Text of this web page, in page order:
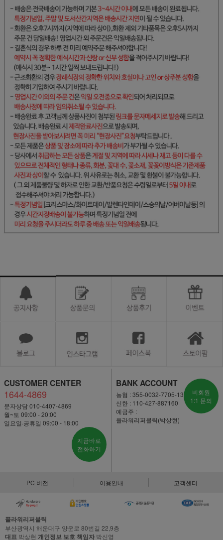
CUSTOMER CENTER
1644-4869
문자상담 010-4407-4869
월~토 09:00 - 20:00
일요일·공휴일 09:00 - 18:00
지금바로
전화하기
BANK ACCOUNT
농협 : 355-0032-7705-13
신한 : 110-427-887160
예금주 :
플라워리퍼블릭(박상현)
비회원
1:1 문의
PC 버전 이용안내 고객센터
플라워리퍼블릭
부산광역시 해운대구 양운로 80번길 22,9층
대표 박상현 개인정보 보호 책임자 박신영